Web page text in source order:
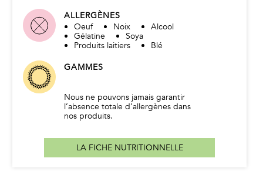
sucre, œufs, poudre à crème
(amidon de mais modifié, beta-
carotène, riboflavine, arôme),
sucre, Gel kirsch, sucre, eau,
gélatine) Fraises; Génoise blanche
poudre à pâte, émulsifiant) Sirop
pâte d’amande brute, fondant
blanc, glucose colorant naturel),
Crème au beurre (Beurre non salé,
œuf, eau, glucose, colorant),
fraises, Chocolat blanc (sucre,
ALLERGÈNES
Oeuf
Noix
Alcool
Gélatine
Soya
Produits laitiers
Blé
GAMMES
Nous ne pouvons jamais garantir
l’absence totale d’allergènes dans
nos produits.
LA FICHE NUTRITIONNELLE